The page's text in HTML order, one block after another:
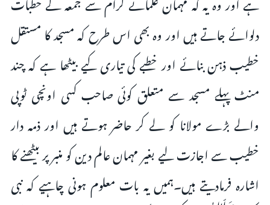
دلوائے جاتے ہیں اور وہ بھی اس طرح کہ مسجد کا مستقل
خطیب ذہن بنائے اور خطبے کی تیاری کیے بیٹھا ہے کہ چند
منٹ پہلے مسجد سے متعلق کوئی صاحب کسی اونچی ٹوپی
والے بڑے مولانا کو لے کر حاضر ہوتے ہیں اور ذمہ دار
خطیب سے اجازت لیے بغیر مہمان عالم دین کو منبر پر بیٹھنے کا
اشارہ فرمادیتے ہیں۔ہمیں یہ بات معلوم ہونی چاہیے کہ نبی